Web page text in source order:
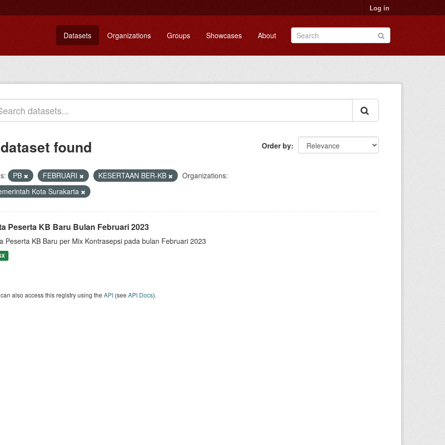
Log in
Datasets Organizations Groups Showcases About
Order by
found
PB FEBRUARI KESERTAAN BER-KB
Organizations:
Kota Surakarta
Peserta KB Baru Bulan Februari 2023
Peserta KB Baru per Mix Kontrasepsi pada bulan Februari 2023
also access this registry using the API (see API Docs).